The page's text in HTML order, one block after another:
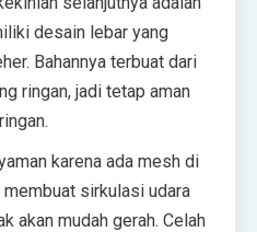
desain lebar yang
Bahannya terbuat dari
ringan, jadi tetap aman
karena ada mesh di
sirkulasi udara
akan mudah gerah. Celah